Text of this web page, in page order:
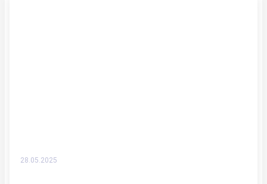
28.05.2025